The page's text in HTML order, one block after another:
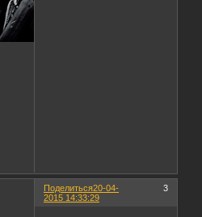
Поделиться 3
20-04-
2015 14:33:29